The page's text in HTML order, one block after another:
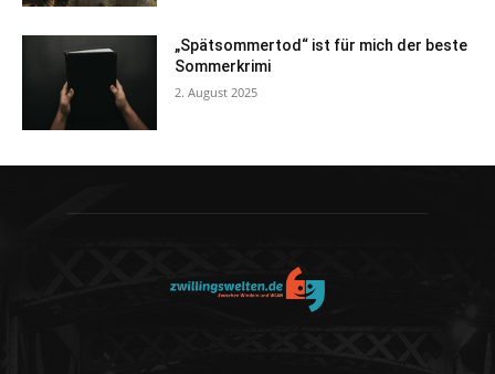
„Spätsommertod“ ist für mich der beste
Sommerkrimi
2. August 2025